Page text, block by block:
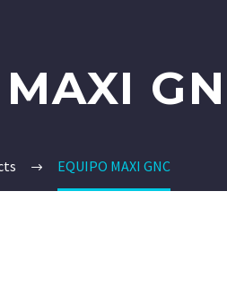
EQUIPO MAXI GNC